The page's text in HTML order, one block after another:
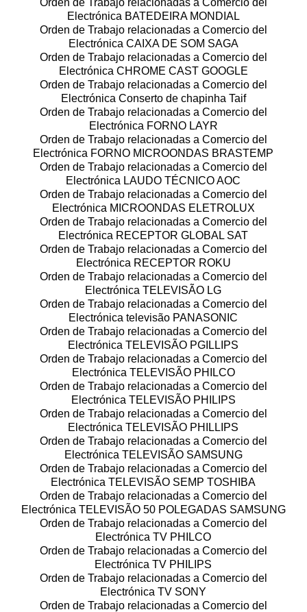
Orden de Trabajo relacionadas a Comercio del
Electrónica BATEDEIRA MONDIAL
Orden de Trabajo relacionadas a Comercio del
Electrónica CAIXA DE SOM SAGA
Orden de Trabajo relacionadas a Comercio del
Electrónica CHROME CAST GOOGLE
Orden de Trabajo relacionadas a Comercio del
Electrónica Conserto de chapinha Taif
Orden de Trabajo relacionadas a Comercio del
Electrónica FORNO LAYR
Orden de Trabajo relacionadas a Comercio del
Electrónica FORNO MICROONDAS BRASTEMP
Orden de Trabajo relacionadas a Comercio del
Electrónica LAUDO TÉCNICO AOC
Orden de Trabajo relacionadas a Comercio del
Electrónica MICROONDAS ELETROLUX
Orden de Trabajo relacionadas a Comercio del
Electrónica RECEPTOR GLOBAL SAT
Orden de Trabajo relacionadas a Comercio del
Electrónica RECEPTOR ROKU
Orden de Trabajo relacionadas a Comercio del
Electrónica TELEVISÃO LG
Orden de Trabajo relacionadas a Comercio del
Electrónica televisão PANASONIC
Orden de Trabajo relacionadas a Comercio del
Electrónica TELEVISÃO PGILLIPS
Orden de Trabajo relacionadas a Comercio del
Electrónica TELEVISÃO PHILCO
Orden de Trabajo relacionadas a Comercio del
Electrónica TELEVISÃO PHILIPS
Orden de Trabajo relacionadas a Comercio del
Electrónica TELEVISÃO PHILLIPS
Orden de Trabajo relacionadas a Comercio del
Electrónica TELEVISÃO SAMSUNG
Orden de Trabajo relacionadas a Comercio del
Electrónica TELEVISÃO SEMP TOSHIBA
Orden de Trabajo relacionadas a Comercio del
Electrónica TELEVISÃO 50 POLEGADAS SAMSUNG
Orden de Trabajo relacionadas a Comercio del
Electrónica TV PHILCO
Orden de Trabajo relacionadas a Comercio del
Electrónica TV PHILIPS
Orden de Trabajo relacionadas a Comercio del
Electrónica TV SONY
Orden de Trabajo relacionadas a Comercio del